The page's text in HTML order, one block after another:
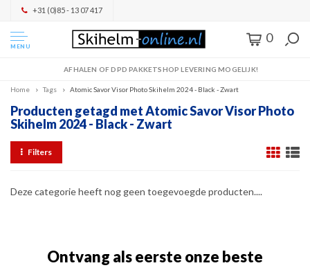
+31 (0)85 - 13 07 417
MENU
0
AFHALEN OF DPD PAKKETSHOP LEVERING MOGELIJK!
Home Tags Atomic Savor Visor Photo Skihelm 2024 - Black - Zwart
Producten getagd met Atomic Savor Visor Photo
Skihelm 2024 - Black - Zwart
Filters
Deze categorie heeft nog geen toegevoegde producten....
Ontvang als eerste onze beste